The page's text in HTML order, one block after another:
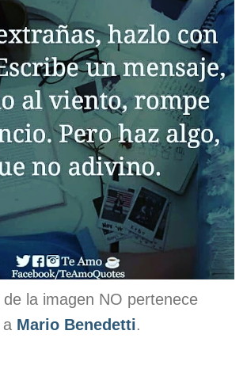
la imagen NO pertenece
a Mario Benedetti.